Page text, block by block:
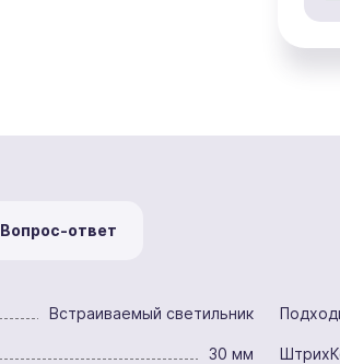
Вопрос-ответ
Встраиваемый светильник
30 мм